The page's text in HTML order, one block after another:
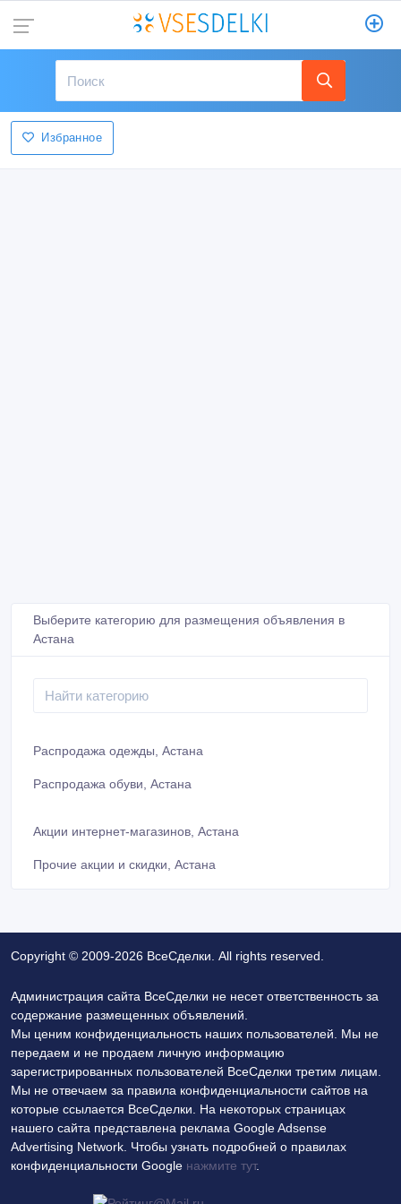
Избранное
Выберите категорию для размещения объявления в
Астана
Распродажа одежды, Астана
Распродажа обуви, Астана
Акции интернет-магазинов, Астана
Прочие акции и скидки, Астана
Copyright © 2009-2026 ВсеСделки. All rights reserved.
Администрация сайта ВсеСделки не несет ответственность за
содержание размещенных объявлений.
Мы ценим конфиденциальность наших пользователей. Мы не
передаем и не продаем личную информацию
зарегистрированных пользователей ВсеСделки третим лицам.
Мы не отвечаем за правила конфиденциальности сайтов на
которые ссылается ВсеСделки. На некоторых страницах
нашего сайта представлена реклама Google Adsense
Advertising Network. Чтобы узнать подробней о правилах
конфиденциальности Google нажмите тут.